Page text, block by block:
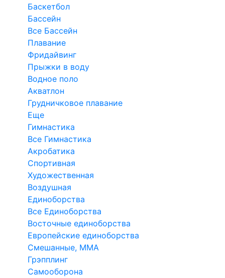
Баскетбол
Бассейн
Все Бассейн
Плавание
Фридайвинг
Прыжки в воду
Водное поло
Акватлон
Грудничковое плавание
Еще
Гимнастика
Все Гимнастика
Акробатика
Спортивная
Художественная
Воздушная
Единоборства
Все Единоборства
Восточные единоборства
Европейские единоборства
Смешанные, ММА
Грэпплинг
Самооборона